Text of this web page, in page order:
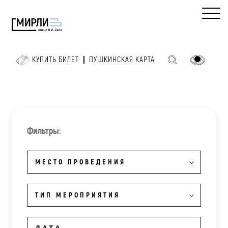
КУПИТЬ БИЛЕТ ПУШКИНСКАЯ КАРТА
Фильтры:
МЕСТО ПРОВЕДЕНИЯ
ТИП МЕРОПРИЯТИЯ